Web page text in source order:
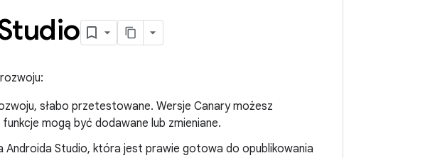
słabo przetestowane. Wersje Canary możesz
mogą być dodawane lub zmieniane.
Androida Studio, która jest prawie gotowa do opublikowania